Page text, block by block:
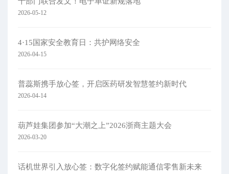
2026-05-12
4·15国家安全教育日：共护网络安全​
2026-04-15
普蕊斯携手放心签，开启医药研发智慧签约新时代
2026-04-14
葫芦娃集团参加“大潮之上”2026浙商主题大会
2026-03-20
话机世界引入放心签：数字化签约赋能通信零售新未来